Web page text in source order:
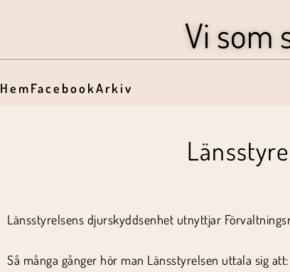
Vi som
HemFacebookArkiv
Länsstyrelsens djurskyddsenhet utnyttjar
Så många gånger hör man Länsstyrelsen uttala sig att: